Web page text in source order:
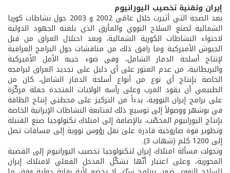
إيران وتقنية تخصيب اليورانيوم
بعد الضجة التي أثيرت خلال عامَي 2002 و 2003 حول نشاطات كوريا
الشمالية لصنع السلاح النووي والمأزق الذي بلغته الجهود الدولية
لاحتواء النشاطات الكورية الشمالية، وبعد احتلال العراق من قبل
الجيوش الأميركية وما رافق ذلك من مناقشات حول البرامج العراقية
لإنتاج أسلحة الدمار الشامل، وفي ضوء خيبة الأمل الأميركية
والبريطانية، من عدم العثور على أي دليل على تجديد العراق لبرامجه
الخاصة بإنتاج أي نوع من أنواع أسلحة الدمار الشامل، كان من
الطبيعي أن يقود الغرب وعلى رأسه الولايات المتحدة حملة مركّزة
على برامج إيران النووية، بدءاً من التركيز على محطتي إنتاج الطاقة
في بوشهر ووصولاً إلى توسيع ذلك لمتابعة النشاطات الإيرانية الخاصة
بإنتاج اليورانيوم المخصّب، بالإضافة إلى امتلاك تكنولوجيا صنع القنبلة
وتطوير قوة صاروخية قادرة على نقل رؤوس نووية إلى مسافات تصل
إلى 1200 كلم (شهاب 3).
وتحولت مسألة امتلاك إيران لتكنولوجيا تخصيب اليورانيوم إلى القضية
المحورية، وعلى اعتبار أنّها تشكّل المدخل الفعلي لامتلاك إيران